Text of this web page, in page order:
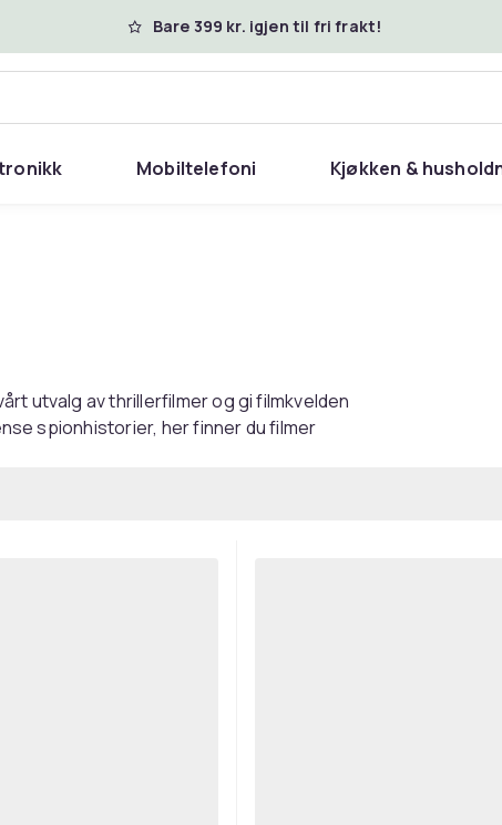
Bare 399 kr. igjen til fri frakt!
Mobiltelefoni Kjøkken &
utvalg av thrillerfilmer og gi filmkvelden
spionhistorier, her finner du filmer